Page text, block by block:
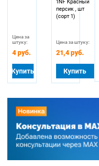
Цена за
штуку:
4 руб.
Купить
1NF Красный
персик , шт
(сорт 1)
Цена за штуку:
21,4 руб.
Купить